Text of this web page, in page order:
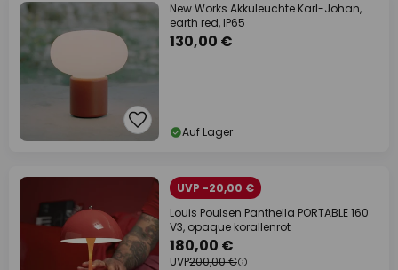
New Works Akkuleuchte Karl-Johan,
earth red, IP65
130,00 €
Auf Lager
UVP -20,00 €
Louis Poulsen Panthella PORTABLE 160
V3, opaque korallenrot
180,00 €
UVP200,00 €